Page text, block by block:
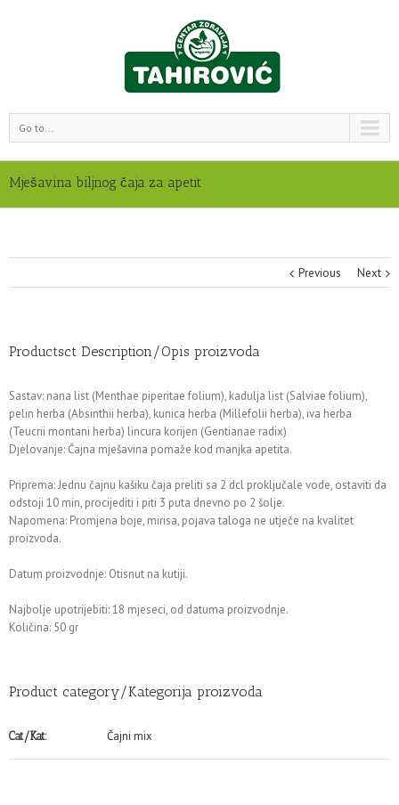
Go to...
Mješavina biljnog čaja za apetit
Previous Next
Productsct Description/Opis proizvoda
Sastav: nana list (Menthae piperitae folium), kadulja list (Salviae folium),
pelin herba (Absinthii herba), kunica herba (Millefolii herba), iva herba
(Teucrii montani herba) lincura korijen (Gentianae radix)
Djelovanje: Čajna mješavina pomaže kod manjka apetita.
Priprema: Jednu čajnu kašiku čaja preliti sa 2 dcl proključale vode, ostaviti da
odstoji 10 min, procijediti i piti 3 puta dnevno po 2 šolje.
Napomena: Promjena boje, mirisa, pojava taloga ne utječe na kvalitet
proizvoda.
Datum proizvodnje: Otisnut na kutiji.
Najbolje upotrijebiti: 18 mjeseci, od datuma proizvodnje.
Količina: 50 gr
Product category/Kategorija proizvoda
Cat/Kat: Čajni mix